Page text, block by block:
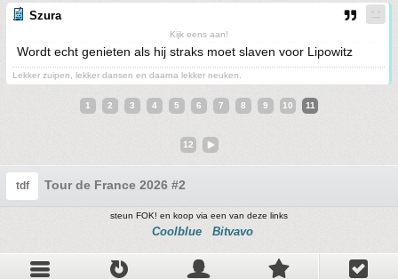
Szura
Kijk eens aan!
Wordt echt genieten als hij straks moet slaven voor Lipowitz
Lekker zuipen, lekker dansen en daarna lekker neuken.
1 2 3 4 5 6 7 8 9 10 11
12
tdf Tour de France 2026 #2
steun FOK! en koop via een van deze links
Coolblue Bitvavo